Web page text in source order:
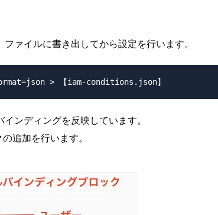
ァイルに書き出してから設定を行います。
ンディングを反映しています。
追加を行います。